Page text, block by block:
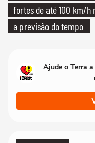
fortes de até 100 km/h
a previsão do tempo
Ajude o Terra